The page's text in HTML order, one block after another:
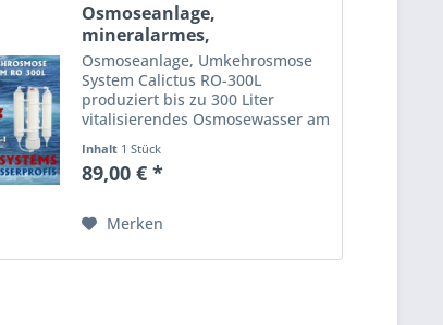
Osmoseanlage,
mineralarmes,
vitalisierendes...
Osmoseanlage, Umkehrosmose
System Calictus RO-300L
produziert bis zu 300 Liter
vitalisierendes Osmosewasser am
ist dreistufig. Sie sorgt für reines,
mineralarmes Wasser.
selbst...
Inhalt 1 Stück
89,00 € *
Merken